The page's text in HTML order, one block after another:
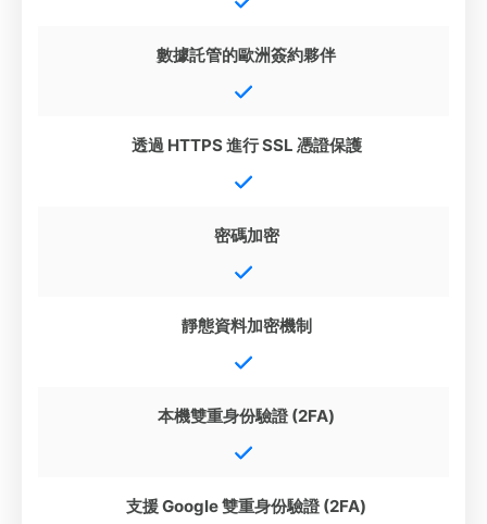
數據託管的歐洲簽約夥伴
透過 HTTPS 進行 SSL 憑證保護
密碼加密
靜態資料加密機制
本機雙重身份驗證 (2FA)
支援 Google 雙重身份驗證 (2FA)